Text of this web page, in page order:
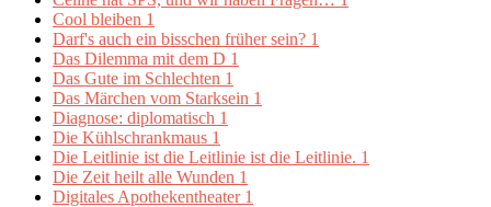
Cool bleiben 1
Darf's auch ein bisschen früher sein? 1
Das Dilemma mit dem D 1
Das Gute im Schlechten 1
Das Märchen vom Starksein 1
Diagnose: diplomatisch 1
Die Kühlschrankmaus 1
Die Leitlinie ist die Leitlinie ist die Leitlinie. 1
Die Zeit heilt alle Wunden 1
Digitales Apothekentheater 1